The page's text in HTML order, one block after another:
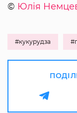
© Юлія
#кукурудза